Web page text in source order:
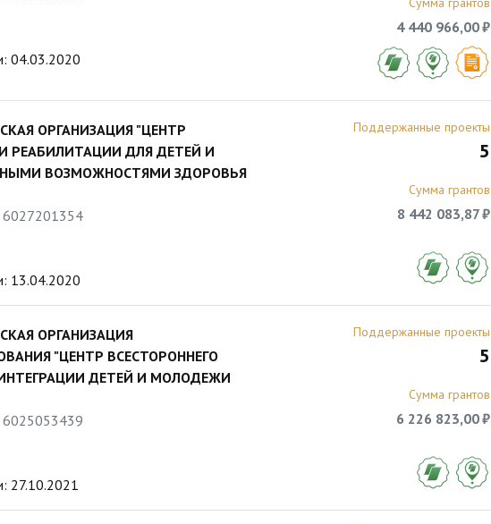
04.03.2020
4 440 966,00 ₽
ОРГАНИЗАЦИЯ "ЦЕНТР
РЕАБИЛИТАЦИИ ДЛЯ ДЕТЕЙ И
ВОЗМОЖНОСТЯМИ ЗДОРОВЬЯ
13.04.2020
Поддержанные проекты
5
Сумма грантов
8 442 083,87 ₽
ОРГАНИЗАЦИЯ
"ЦЕНТР ВСЕСТОРОННЕГО
ДЕТЕЙ И МОЛОДЕЖИ
27.10.2021
Поддержанные проекты
5
Сумма грантов
6 226 823,00 ₽